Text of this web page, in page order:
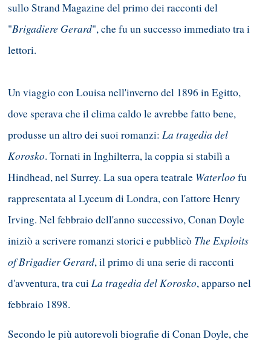
sullo Strand Magazine del primo dei racconti del
"Brigadiere Gerard", che fu un successo immediato tra i
lettori.
Un viaggio con Louisa nell'inverno del 1896 in Egitto,
dove sperava che il clima caldo le avrebbe fatto bene,
produsse un altro dei suoi romanzi: La tragedia del
Korosko. Tornati in Inghilterra, la coppia si stabilì a
Hindhead, nel Surrey. La sua opera teatrale Waterloo fu
rappresentata al Lyceum di Londra, con l'attore Henry
Irving. Nel febbraio dell'anno successivo, Conan Doyle
iniziò a scrivere romanzi storici e pubblicò The Exploits
of Brigadier Gerard, il primo di una serie di racconti
d'avventura, tra cuiLa tragedia del Korosko, apparso nel
febbraio 1898.
Secondo le più autorevoli biografie di Conan Doyle, che